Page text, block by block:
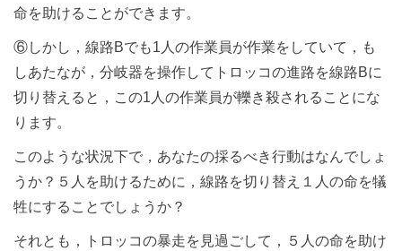
命を助けることができます。
⑥しかし，線路Bでも1人の作業員が作業をしていて，も
しあたなが，分岐器を操作してトロッコの進路を線路Bに
切り替えると，この1人の作業員が轢き殺されることにな
ります。
このような状況下で，あなたの採るべき行動はなんでしょ
うか？５人を助けるために，線路を切り替え１人の命を犠
牲にすることでしょうか？
それとも，トロッコの暴走を見過ごして，５人の命を助け